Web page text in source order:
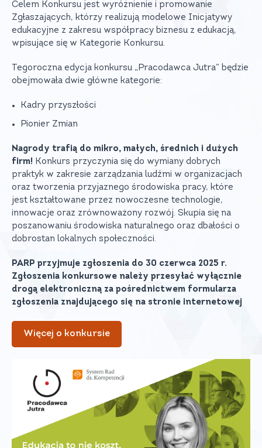
Celem Konkursu jest wyróżnienie i promowanie
Zgłaszających, którzy realizują modelowe Inicjatywy
edukacyjne z zakresu współpracy biznesu z edukacją,
wpisujące się w Kategorie Konkursu.
Tegoroczna edycja konkursu „Pracodawca Jutra” będzie
obejmowała dwie główne kategorie:
Kadry przyszłości
Pionier Zmian
Nagrody trafią do mikro, małych, średnich i dużych
firm! Konkurs przyczynia się do wymiany dobrych
praktyk w zakresie zarządzania ludźmi w organizacjach
oraz tworzenia przyjaznego środowiska pracy, które
jest kształtowane przez nowoczesne technologie,
innowacje oraz zrównoważony rozwój. Skupia się na
poszanowaniu środowiska naturalnego oraz dbałości o
dobrostan lokalnych społeczności.
PARP przyjmuje zgłoszenia do 30 czerwca 2025 r.
Zgłoszenia konkursowe należy przesyłać wyłącznie
drogą elektroniczną za pośrednictwem formularza
zgłoszenia znajdującego się na stronie internetowej
Więcej o konkursie